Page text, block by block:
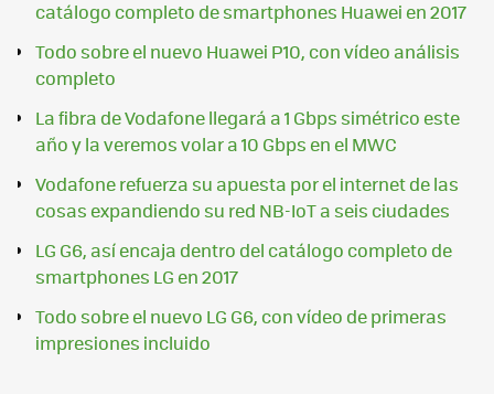
catálogo completo de smartphones Huawei en 2017
Todo sobre el nuevo Huawei P10, con vídeo análisis
completo
La fibra de Vodafone llegará a 1 Gbps simétrico este
año y la veremos volar a 10 Gbps en el MWC
Vodafone refuerza su apuesta por el internet de las
cosas expandiendo su red NB-IoT a seis ciudades
LG G6, así encaja dentro del catálogo completo de
smartphones LG en 2017
Todo sobre el nuevo LG G6, con vídeo de primeras
impresiones incluido